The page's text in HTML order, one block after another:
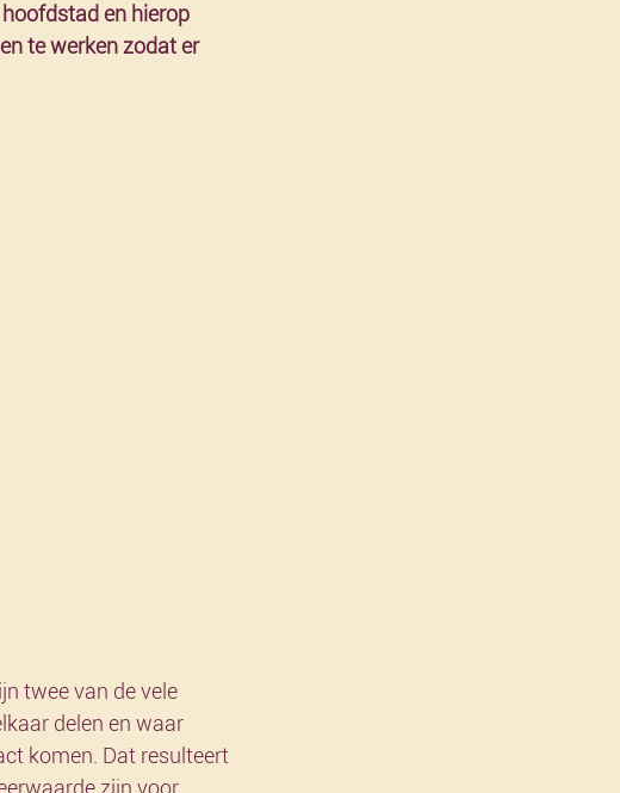
en hierop
te werken zodat er
twee van de vele
delen en waar
komen. Dat resulteert
zijn voor